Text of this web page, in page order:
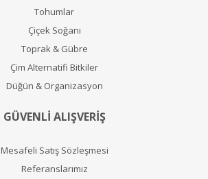
Tohumlar
Çiçek Soğanı
Toprak & Gübre
Çim Alternatifi Bitkiler
Düğün & Organizasyon
GÜVENLİ ALIŞVERİŞ
Mesafeli Satış Sözleşmesi
Referanslarımız